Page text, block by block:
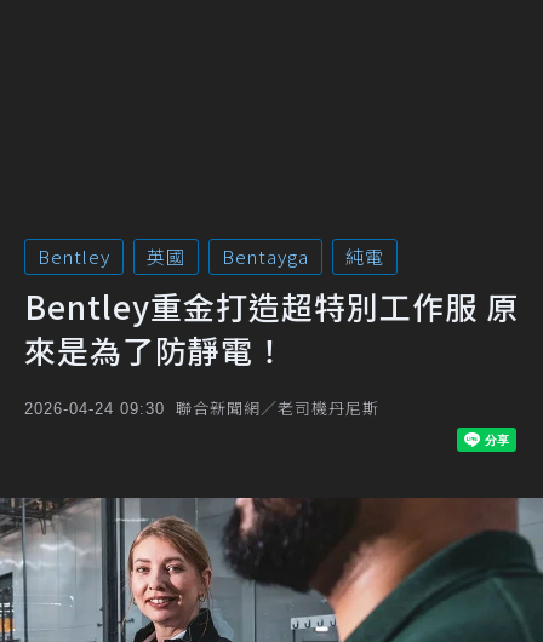
Bentley 英國 Bentayga 純電
Bentley重金打造超特別工作服 原
來是為了防靜電！
2026-04-24 09:30 聯合新聞網／老司機丹尼斯